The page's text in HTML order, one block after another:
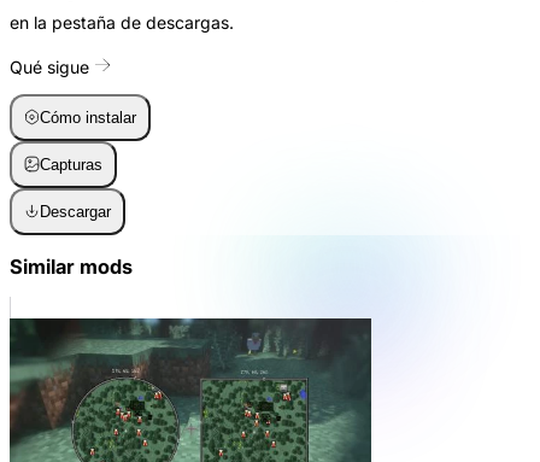
en la pestaña de descargas.
Qué sigue
Cómo instalar
Capturas
Descargar
Similar mods